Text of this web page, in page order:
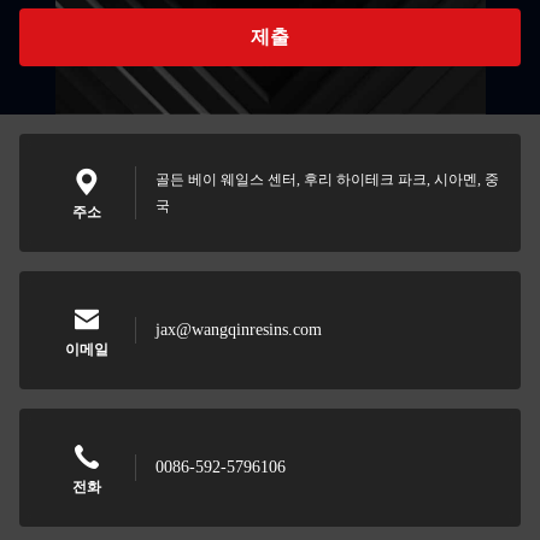
제출
주소
골든 베이 웨일스 센터, 후리 하이테크 파크, 시아멘, 중
국
이메일
jax@wangqinresins.com
전화
0086-592-5796106